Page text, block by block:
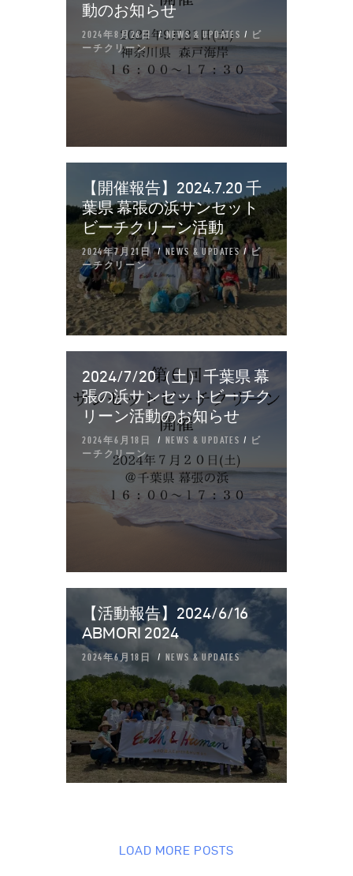
動のお知らせ
2024年8月26日 NEWS & UPDATES /
ビ
ーチクリーン
【開催報告】2024.7.20 千
葉県 幕張の浜サンセット
ビーチクリーン活動
2024年7月21日 NEWS & UPDATES/ビ
ーチクリーン
2024/7/20（土）千葉県 幕
張の浜サンセットビーチク
リーン活動のお知らせ
2024年6月18日 NEWS & UPDATES /
ビ
ーチクリーン
【活動報告】2024/6/16
ABMORI 2024
2024年6月18日 NEWS & UPDATES
LOAD MORE POSTS